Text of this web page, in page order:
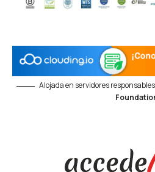
Alojada en servidores